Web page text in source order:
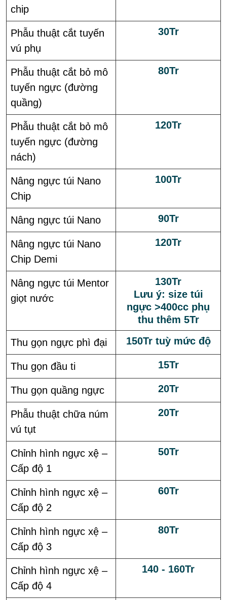
chip
Phẫu thuật cắt tuyến
vú phụ
30Tr
Phẫu thuật cắt bỏ mô
tuyến ngực (đường
quầng)
80Tr
Phẫu thuật cắt bỏ mô
tuyến ngực (đường
nách)
120Tr
Nâng ngực túi Nano
Chip
100Tr
Nâng ngực túi Nano 90Tr
Nâng ngực túi Nano
Chip Demi
120Tr
Nâng ngực túi Mentor
giọt nước
130Tr
Lưu ý: size túi
ngực >400cc phụ
thu thêm 5Tr
Thu gọn ngực phì đại 150Tr tuỳ mức độ
Thu gọn đầu ti 15Tr
Thu gọn quầng ngực 20Tr
Phẫu thuật chữa núm
vú tụt
20Tr
Chỉnh hình ngực xệ –
Cấp độ 1
50Tr
Chỉnh hình ngực xệ –
Cấp độ 2
60Tr
Chỉnh hình ngực xệ –
Cấp độ 3
80Tr
Chỉnh hình ngực xệ –
Cấp độ 4
140 - 160Tr